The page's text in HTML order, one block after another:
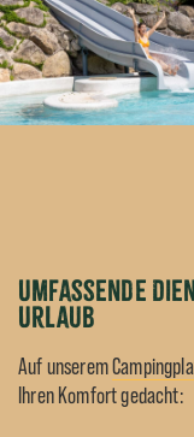
Umfassende
Urlaub
Auf unserem
Ihren Komfort gedacht: